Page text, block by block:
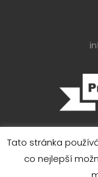
©
Tato stránka
co nejlepší